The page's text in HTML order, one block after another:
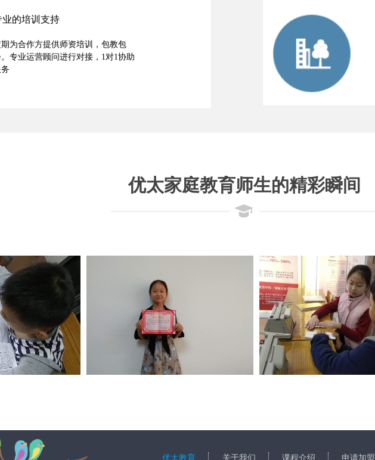
业的培训支持
期为合作方提供师资培训，包教包
专业运营顾问进行对接，1对1协助
优太家庭教育师生的精彩瞬间
优太教育 关于我们 课程介绍 申请加盟